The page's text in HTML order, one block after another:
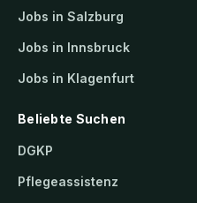
Jobs in Salzburg
Jobs in Innsbruck
Jobs in Klagenfurt
Beliebte Suchen
DGKP
Pflegeassistenz